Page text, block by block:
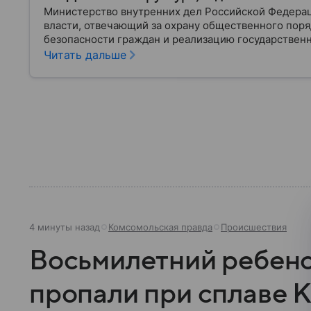
Министерство внутренних дел Российской
власти, отвечающий за охрану общественного
безопасности граждан и реализацию
материале рассказываем, чем занимается МВД
Читать дальше
4 минуты назад Комсомольская правда Происшествия
Восьмилетний
пропали при сплаве